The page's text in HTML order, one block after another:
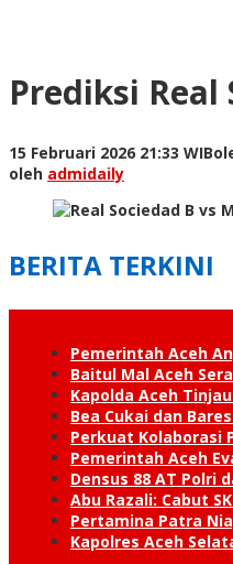
Prediksi Real
15 Februari 2026 21:33 WIB
oleh admidaily
BERITA TERKINI
Pemerintah Aceh
Baitul Mal Aceh
Kapolda Aceh
Bea Cukai dan
Perkuat Kolaborasi
Pemerintah Aceh
Densus 88 AT Polri
Abu Razali: Cabut
Pertamina Patra
Kapolres Aceh